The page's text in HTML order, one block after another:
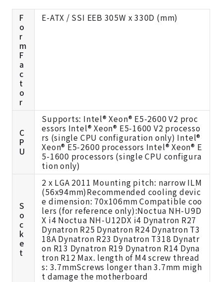
F
o
r
m
F
a
c
t
o
r
E-ATX / SSI EEB 305W x 330D (mm)
C
P
U
Supports: Intel® Xeon® E5-2600 V2 proc
essors Intel® Xeon® E5-1600 V2 processo
rs (single CPU configuration only) Intel®
Xeon® E5-2600 processors Intel® Xeon® E
5-1600 processors (single CPU configura
tion only)
S
o
c
k
e
t
2 x LGA 2011 Mounting pitch: narrow ILM
(56x94mm)Recommended cooling devic
e dimension: 70x106mm Compatible coo
lers (for reference only):Noctua NH-U9D
X i4 Noctua NH-U12DX i4 Dynatron R27
Dynatron R25 Dynatron R24 Dynatron T3
18A Dynatron R23 Dynatron T318 Dynatr
on R13 Dynatron R19 Dynatron R14 Dyna
tron R12 Max. length of M4 screw thread
s: 3.7mmScrews longer than 3.7mm migh
t damage the motherboard